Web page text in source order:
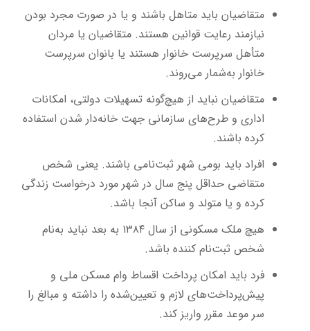
متقاضیان باید متاهل باشند و یا در صورت مجرد بودن
نیازمند رعایت قوانین هستند. متقاضیان یا مردان
متأهل سرپرست خانوار هستند یا بانوان سرپرست
خانوار به‌شمار می‌روند.
متقاضیان نباید از هیچ‌گونه تسهیلات دولتی،‌ امکانات
اداری و طرح‌های سازمانی جهت خانه‌دار شدن استفاده
کرده باشند.
افراد باید بومی شهر ثبت‌نامی باشند. یعنی شخص
متقاضی حداقل پنج سال در شهر مورد درخواست زندگی
کرده و یا متولد و ساکن آنجا باشد.
هیچ ملک مسکونی از سال ۱۳۸۴ به بعد نباید به‌نام
شخص ثبت‌نام کننده باشد.
فرد باید امکان پرداخت اقساط وام مسکن ملی و
پیش‌پرداخت‌های لازم و تعیین‌شده را داشته و مبالغ را
سر موعد مقرر واریز کند.